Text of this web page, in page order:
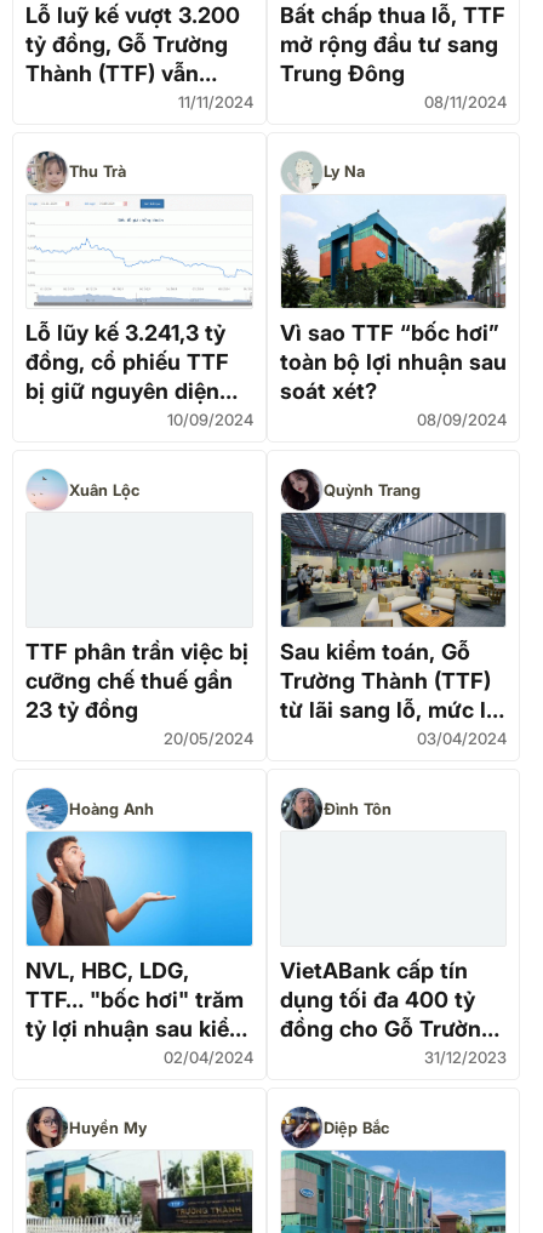
Lỗ luỹ kế vượt 3.200
tỷ đồng, Gỗ Trường
Thành (TTF) vẫn
quyết đầu tư mạnh
11/11/2024
Bất chấp thua lỗ, TTF
mở rộng đầu tư sang
Trung Đông
08/11/2024
Thu Trà
Lỗ lũy kế 3.241,3 tỷ
đồng, cổ phiếu TTF
bị giữ nguyên diện
10/09/2024
Ly Na
Vì sao TTF “bốc hơi”
toàn bộ lợi nhuận sau
soát xét?
08/09/2024
Xuân Lộc
TTF phân trần việc bị
cưỡng chế thuế gần
23 tỷ đồng
20/05/2024
Quỳnh Trang
Sau kiểm toán, Gỗ
Trường Thành (TTF)
từ lãi sang lỗ, mức lỗ
luỹ kế vượt 3.000 tỷ
03/04/2024
Hoàng Anh
NVL, HBC, LDG,
TTF… "bốc hơi" trăm
tỷ lợi nhuận sau kiểm
02/04/2024
Đình Tôn
VietABank cấp tín
dụng tối đa 400 tỷ
đồng cho Gỗ Trường
31/12/2023
Huyền My Diệp Bắc